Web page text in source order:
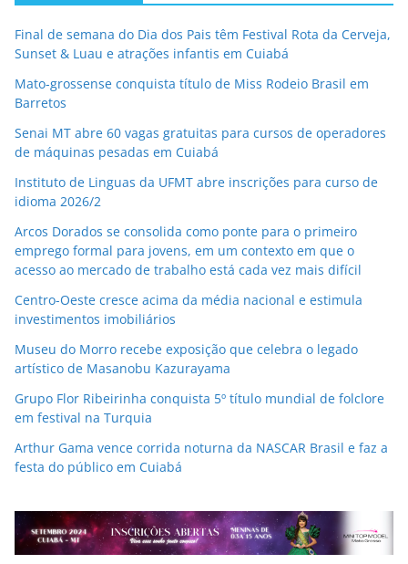
Final de semana do Dia dos Pais têm Festival Rota da Cerveja,
Sunset & Luau e atrações infantis em Cuiabá
Mato-grossense conquista título de Miss Rodeio Brasil em
Barretos
Senai MT abre 60 vagas gratuitas para cursos de operadores
de máquinas pesadas em Cuiabá
Instituto de Linguas da UFMT abre inscrições para curso de
idioma 2026/2
Arcos Dorados se consolida como ponte para o primeiro
emprego formal para jovens, em um contexto em que o
acesso ao mercado de trabalho está cada vez mais difícil
Centro-Oeste cresce acima da média nacional e estimula
investimentos imobiliários
Museu do Morro recebe exposição que celebra o legado
artístico de Masanobu Kazurayama
Grupo Flor Ribeirinha conquista 5º título mundial de folclore
em festival na Turquia
Arthur Gama vence corrida noturna da NASCAR Brasil e faz a
festa do público em Cuiabá